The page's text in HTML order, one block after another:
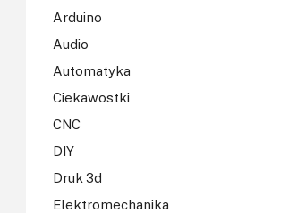
Arduino
Audio
Automatyka
Ciekawostki
CNC
DIY
Druk 3d
Elektromechanika